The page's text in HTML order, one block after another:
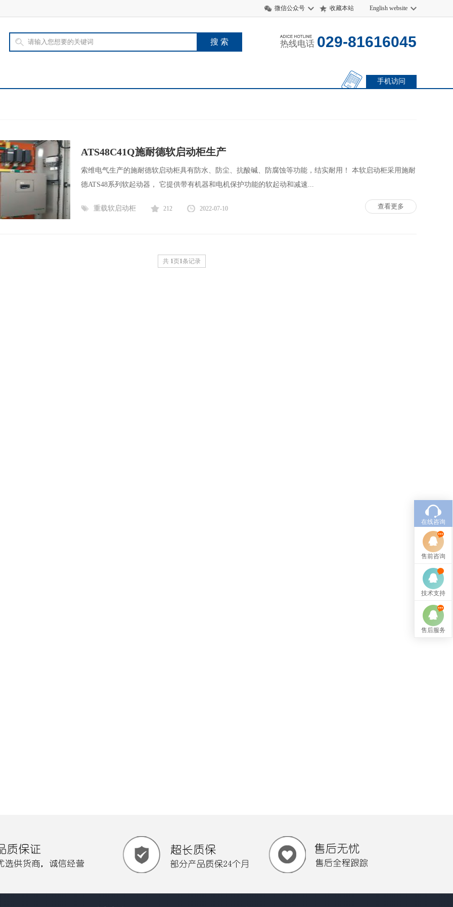
微信公众号 收藏本站 English website
热线电话 029-81616045
手机访问
ATS48C41Q施耐德软启动柜生产
索维电气生产的施耐德软启动柜具有防水、防尘、抗酸碱、防腐蚀等功能，结实耐用！ 本软启动柜采用施耐
德ATS48系列软起动器， 它提供带有机器和电机保护功能的软起动和减速...
查看更多
重载软启动柜 212 2022-07-10
共 1页1条记录
在线咨询
售前咨询
技术支持
售后服务